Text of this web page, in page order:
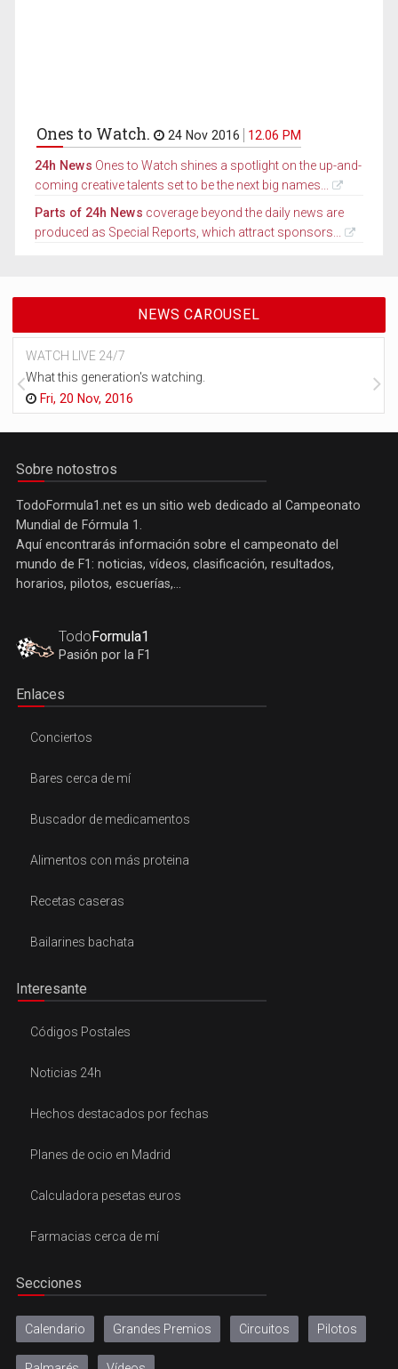
Ones to Watch. 24 Nov 2016 12.06 PM
24h News Ones to Watch shines a spotlight on the up-and-
coming creative talents set to be the next big names...
Parts of 24h News coverage beyond the daily news are
produced as Special Reports, which attract sponsors...
NEWS CAROUSEL
WATCH LIVE 24/7
What this generation's watching.
Fri, 20 Nov, 2016
Sobre notostros
TodoFormula1.net es un sitio web dedicado al Campeonato
Mundial de Fórmula 1.
Aquí encontrarás información sobre el campeonato del
mundo de F1: noticias, vídeos, clasificación, resultados,
horarios, pilotos, escuerías,...
Todo Formula1
Pasión por la F1
Enlaces
Conciertos
Bares cerca de mí
Buscador de medicamentos
Alimentos con más proteina
Recetas caseras
Bailarines bachata
Interesante
Códigos Postales
Noticias 24h
Hechos destacados por fechas
Planes de ocio en Madrid
Calculadora pesetas euros
Farmacias cerca de mí
Secciones
Calendario Grandes Premios Circuitos Pilotos